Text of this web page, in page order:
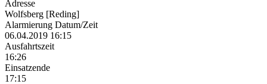
Adresse
Wolfsberg [Reding]
Alarmierung Datum/Zeit
06.04.2019 16:15
Ausfahrtszeit
16:26
Einsatzende
17:15